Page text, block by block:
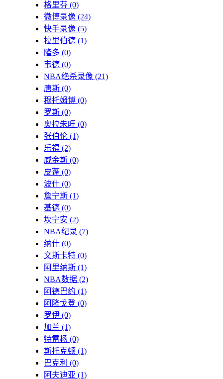
格里芬 (0)
微博录像 (24)
快手录像 (5)
拉里伯德 (1)
隆多 (0)
韦德 (0)
NBA绝杀录像 (21)
唐斯 (0)
穆托姆博 (0)
罗斯 (0)
奥拉朱旺 (0)
张伯伦 (1)
乐福 (2)
威金斯 (0)
皮蓬 (0)
波什 (0)
詹宁斯 (1)
基德 (0)
坎宁安 (2)
NBA纪录 (7)
纳什 (0)
文斯卡特 (0)
阿里纳斯 (1)
NBA数据 (2)
阿德巴约 (1)
阿隆戈登 (0)
罗伊 (0)
加兰 (1)
特雷杨 (0)
斯托克顿 (1)
巴克利 (0)
阿夫迪亚 (1)